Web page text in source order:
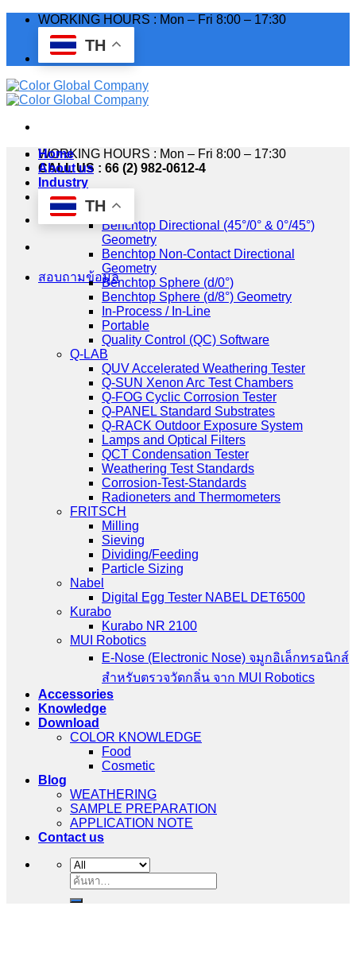
Skip
WORKING HOURS : Mon – Fri 8:00 – 17:30
TH
WORKING HOURS : Mon – Fri 8:00 – 17:30
CALL US : 66 (2) 982-0612-4
TH
สอบถามข้อมูล
Home
About us
Industry
Products
HunterLab
Benchtop Directional (45°/0° & 0°/45°)
Geometry
Benchtop Non-Contact Directional
Geometry
Benchtop Sphere (d/0°)
Benchtop Sphere (d/8°) Geometry
In-Process / In-Line
Portable
Quality Control (QC) Software
Q-LAB
QUV Accelerated Weathering Tester
Q-SUN Xenon Arc Test Chambers
Q-FOG Cyclic Corrosion Tester
Q-PANEL Standard Substrates
Q-RACK Outdoor Exposure System
Lamps and Optical Filters
QCT Condensation Tester
Weathering Test Standards
Corrosion-Test-Standards
Radioneters and Thermometers
FRITSCH
Milling
Sieving
Dividing/Feeding
Particle Sizing
Nabel
Digital Egg Tester NABEL DET6500
Kurabo
Kurabo NR 2100
MUI Robotics
E‑Nose (Electronic Nose) จมูกอิเล็กทรอนิกส์
สำหรับตรวจวัดกลิ่น จาก MUI Robotics
Accessories
Knowledge
Download
COLOR KNOWLEDGE
Food
Cosmetic
Blog
WEATHERING
SAMPLE PREPARATION
APPLICATION NOTE
Contact us
ค้นหา: